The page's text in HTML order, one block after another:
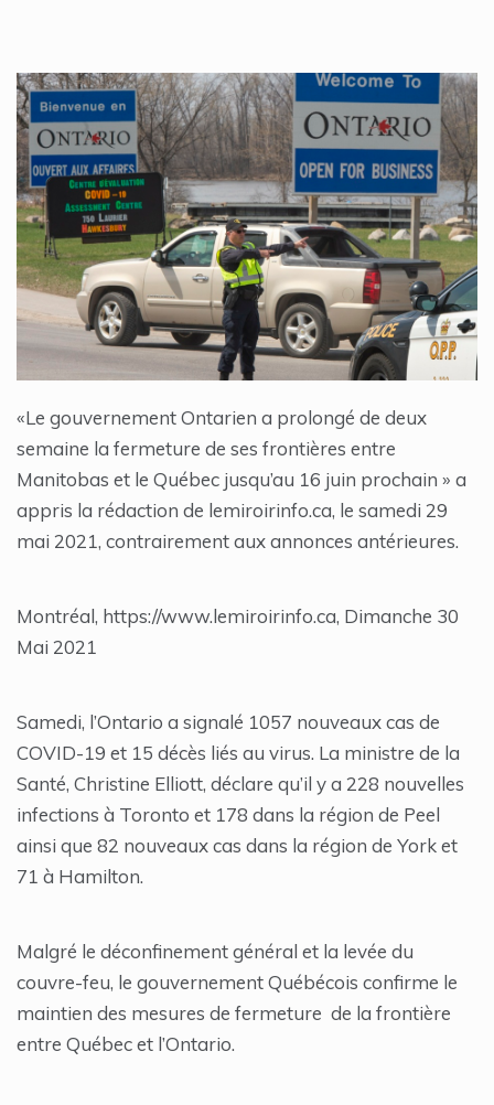
«Le gouvernement Ontarien a prolongé de deux
semaine la fermeture de ses frontières entre
Manitobas et le Québec jusqu’au 16 juin prochain » a
appris la rédaction de lemiroirinfo.ca, le samedi 29
mai 2021, contrairement aux annonces antérieures.
Montréal, https://www.lemiroirinfo.ca, Dimanche 30
Mai 2021
Samedi, l’Ontario a signalé 1057 nouveaux cas de
COVID-19 et 15 décès liés au virus. La ministre de la
Santé, Christine Elliott, déclare qu’il y a 228 nouvelles
infections à Toronto et 178 dans la région de Peel
ainsi que 82 ​​nouveaux cas dans la région de York et
71 à Hamilton.
Malgré le déconfinement général et la levée du
couvre-feu, le gouvernement Québécois confirme le
maintien des mesures de fermeture de la frontière
entre Québec et l’Ontario.